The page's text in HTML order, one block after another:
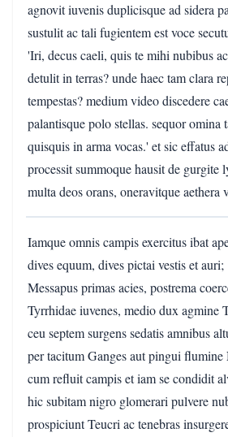
agnovit iuvenis duplicisque ad sidera
sustulit ac tali fugientem est voce
'Iri, decus caeli, quis te mihi nubibus
detulit in terras? unde haec tam clara
tempestas? medium video discedere
palantisque polo stellas. sequor omina
quisquis in arma vocas.' et sic effatus
processit summoque hausit de gurgite
multa deos orans, oneravitque aethera
Iamque omnis campis exercitus ibat
dives equum, dives pictai vestis et auri;
Messapus primas acies, postrema
Tyrrhidae iuvenes, medio dux agmine
ceu septem surgens sedatis amnibus
per tacitum Ganges aut pingui
cum refluit campis et iam se condidit
hic subitam nigro glomerari pulvere
prospiciunt Teucri ac tenebras